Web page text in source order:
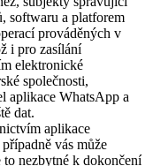
softwaru a platforem
prováděných v
i pro zasílání
elektronické
společnosti,
aplikace WhatsApp a
dat.
aplikace
vás může
nezbytné k dokončení